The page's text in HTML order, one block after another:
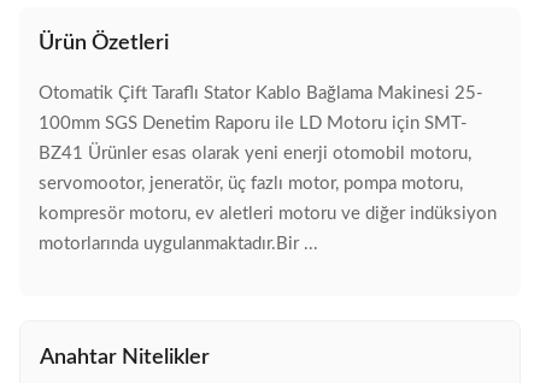
Ürün Özetleri
Otomatik Çift Taraflı Stator Kablo Bağlama Makinesi 25-
100mm SGS Denetim Raporu ile LD Motoru için SMT-
BZ41 Ürünler esas olarak yeni enerji otomobil motoru,
servomootor, jeneratör, üç fazlı motor, pompa motoru,
kompresör motoru, ev aletleri motoru ve diğer indüksiyon
motorlarında uygulanmaktadır.Bir ...
Anahtar Nitelikler